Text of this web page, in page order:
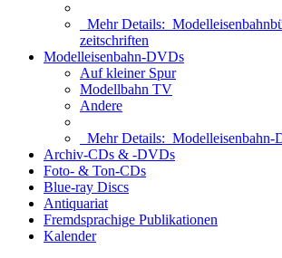
Mehr Details:
zeitschriften
Modelleisenbahn-DVDs
Auf kleiner Spur
Modellbahn TV
Andere
Mehr Details: Modelleisenbahn-
Archiv-CDs & -DVDs
Foto- & Ton-CDs
Blue-ray Discs
Antiquariat
Fremdsprachige Publikationen
Kalender